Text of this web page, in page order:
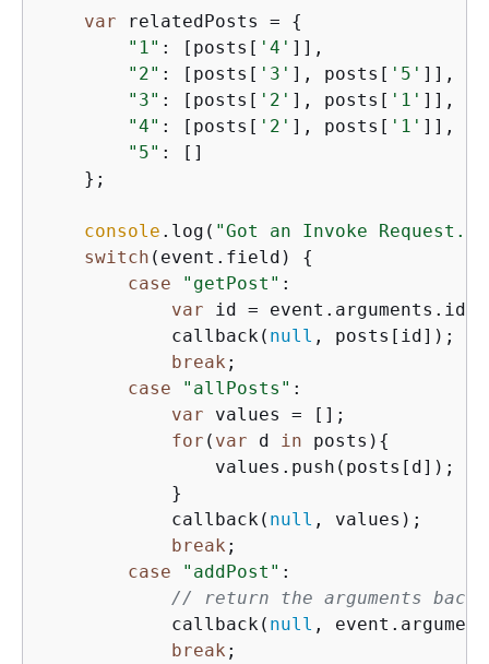
var relatedPosts = {
"1" : [posts[ '4' ]],
"2" : [posts[ '3' ], posts[ '5' ]],
"3" : [posts[ '2' ], posts[ '1' ]],
"4" : [posts[ '2' ], posts[ '1' ]],
"5" : []
    };
console .log( "Got an Invoke Request."
switch (event.field) {
case
"getPost" :
var id = event.arguments.id;
            callback(
null , posts[id]);
break ;
case
"allPosts" :
var values = [];
for ( var d in posts) {
                values.push(posts[d]);
            }
            callback(
null , values);
break ;
case
"addPost" :
// return the arguments back
            callback(
null ,
break ;